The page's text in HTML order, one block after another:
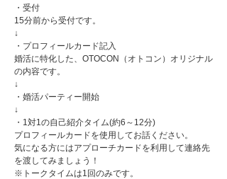
・受付
15分前から受付です。
↓
・プロフィールカード記入
婚活に特化した、OTOCON（オトコン）オリジナル
の内容です。
↓
・婚活パーティー開始
↓
・1対1の自己紹介タイム(約6～12分)
プロフィールカードを使用してお話ください。
気になる方にはアプローチカードを利用して連絡先
を渡してみましょう！
※トークタイムは1回のみです。